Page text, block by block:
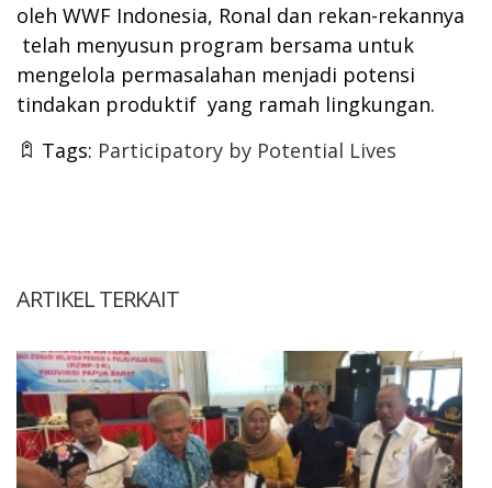
oleh WWF Indonesia, Ronal dan rekan-rekannya
telah menyusun program bersama untuk
mengelola permasalahan menjadi potensi
tindakan produktif yang ramah lingkungan.
Tags: Participatory by Potential Lives
ARTIKEL TERKAIT